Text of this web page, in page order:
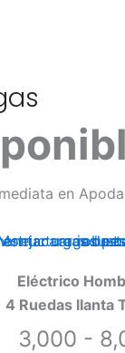
en
Eléctrico
4 Ruedas llanta
3,000 -